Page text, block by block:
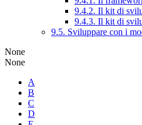
9.4.2. Il kit di
9.4.3. Il kit di
9.5. Sviluppare con i
None
None
A
B
C
D